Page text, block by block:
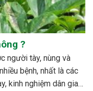
?
người tày, nùng và
bệnh, nhất là các
kinh nghiệm dân gian